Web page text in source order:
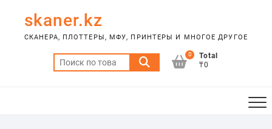
content
skaner.kz
СКАНЕРА, ПЛОТТЕРЫ, МФУ, ПРИНТЕРЫ И МНОГОЕ ДРУГОЕ
Искать:
0
Total
₸0